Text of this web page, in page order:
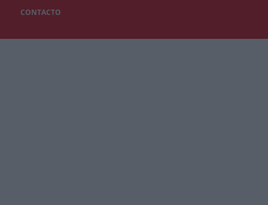
CONTACTO